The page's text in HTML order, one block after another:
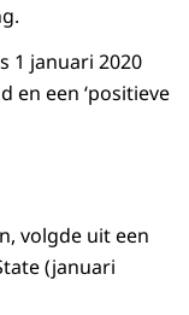
1 januari 2020
en een ‘positieve
volgde uit een
(januari